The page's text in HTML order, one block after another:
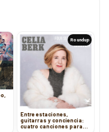
Roundup
Entre estaciones,
guitarras y conciencia:
cuatro canciones para